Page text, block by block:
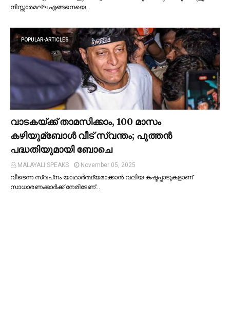
നിസ്സാരമല്ല.എങ്ങനെയെ…
POPULAR-ARTICLES
വാടകയ്ക്ക് താമസിക്കാം, 100 മാസം
കഴിയുമ്ബോള്‍ വീട് സ്വന്തം; പുത്തന്‍
പദ്ധതിയുമായി ബോചെ
MALAYALI SPEAKS
November 05, 2025
വീടെന്ന സ്വപ്‌നം യാഥാര്‍ത്ഥ്യമാക്കാന്‍ വലിയ കഷ്ടപ്പാടുകളാണ്
സാധാരണക്കാര്‍ക്ക് നേരിടേണ്…